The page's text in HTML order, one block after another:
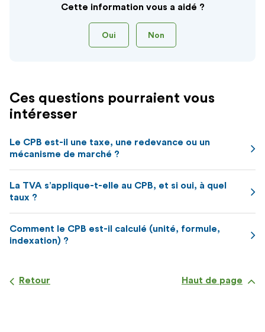
Cette information vous a aidé ?
Oui Non
Ces questions pourraient vous
intéresser
Le CPB est-il une taxe, une redevance ou un
mécanisme de marché ?
La TVA s’applique-t-elle au CPB, et si oui, à quel
taux ?
Comment le CPB est-il calculé (unité, formule,
indexation) ?
Retour Haut de page